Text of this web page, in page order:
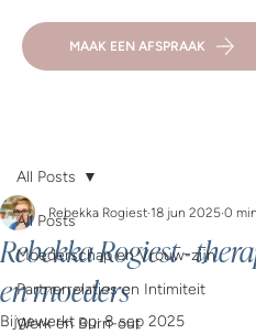
MAAK EEN AFSPRAAK
All Posts
Moederschap en Vrouw-zijn
Partnerrelaties en Intimiteit
Werk en Burn-out
All Posts
Rebekka Rogiest -
en moeders
Rebekka Rogiest 18 jun 2025 0
Bijgewerkt op:8 sep 2025